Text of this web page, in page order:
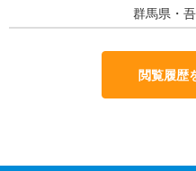
群馬県・
閲覧履歴